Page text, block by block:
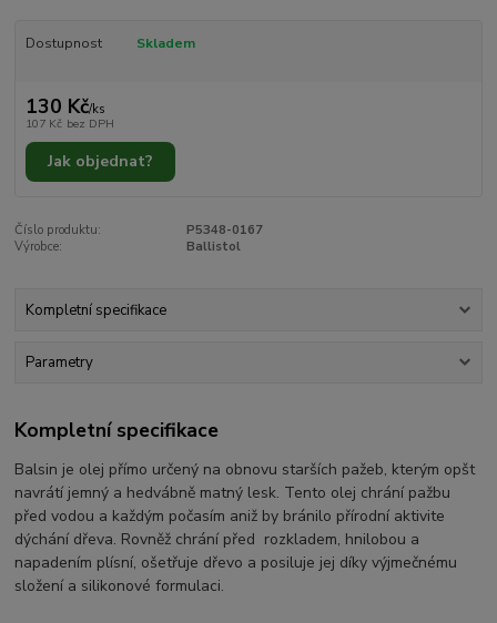
Dostupnost Skladem
130 Kč/ks
107 Kč bez DPH
Jak objednat?
Číslo produktu:
P5348-0167
Výrobce:
Ballistol
Kompletní specifikace
Parametry
Kompletní specifikace
Balsin je olej přímo určený na obnovu starších pažeb, kterým opšt
navrátí jemný a hedvábně matný lesk. Tento olej chrání pažbu
před vodou a každým počasím aniž by bránilo přírodní aktivite
dýchání dřeva. Rovněž chrání před rozkladem, hnilobou a
napadením plísní, ošetřuje dřevo a posiluje jej díky výjmečnému
složení a silikonové formulaci.